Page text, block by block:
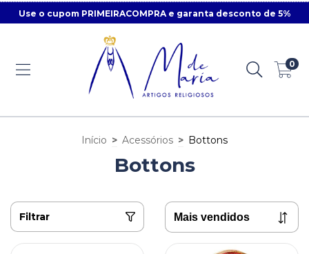
Use o cupom PRIMEIRACOMPRA e garanta desconto de 5%
0
Início > Acessórios > Bottons
Bottons
Filtrar